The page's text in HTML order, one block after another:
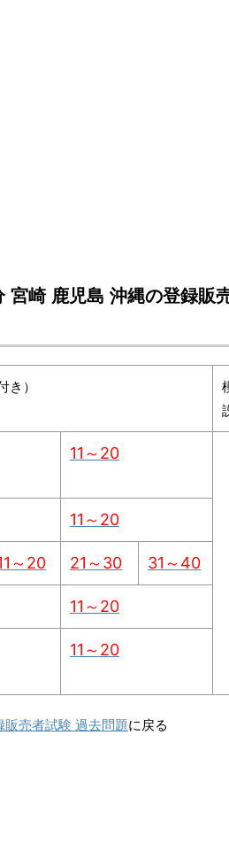
崎 鹿児島 沖縄の登録販
き）
11～20
11～20
～20 21～30 31～40
11～20
11～20
売者試験 過去問題に戻る